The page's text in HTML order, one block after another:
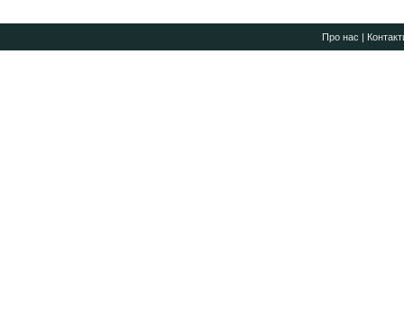
Про нас |